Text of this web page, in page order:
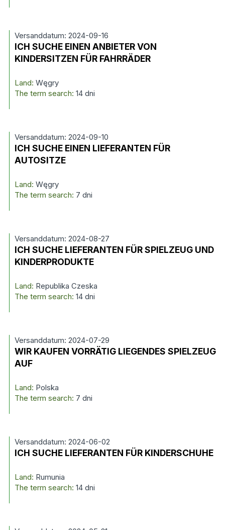
Versanddatum: 2024-09-16
ICH SUCHE EINEN ANBIETER VON
KINDERSITZEN FÜR FAHRRÄDER
Land: Węgry
The term search: 14 dni
Versanddatum: 2024-09-10
ICH SUCHE EINEN LIEFERANTEN FÜR
AUTOSITZE
Land: Węgry
The term search: 7 dni
Versanddatum: 2024-08-27
ICH SUCHE LIEFERANTEN FÜR SPIELZEUG UND
KINDERPRODUKTE
Land: Republika Czeska
The term search: 14 dni
Versanddatum: 2024-07-29
WIR KAUFEN VORRÄTIG LIEGENDES SPIELZEUG
AUF
Land: Polska
The term search: 7 dni
Versanddatum: 2024-06-02
ICH SUCHE LIEFERANTEN FÜR KINDERSCHUHE
Land: Rumunia
The term search: 14 dni